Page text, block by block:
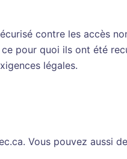
contre les accès
pour quoi ils ont été
légales.
Vous pouvez aussi